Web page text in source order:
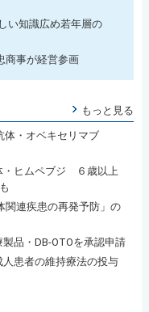
い知識広め若年層の
商事が経営参画
もっと見る
体・オベキセリマブ
・ヒムペブジ ６歳以上
連疾患の再発予防」の
品・DB-OTOを承認申請
患者の維持療法の投与